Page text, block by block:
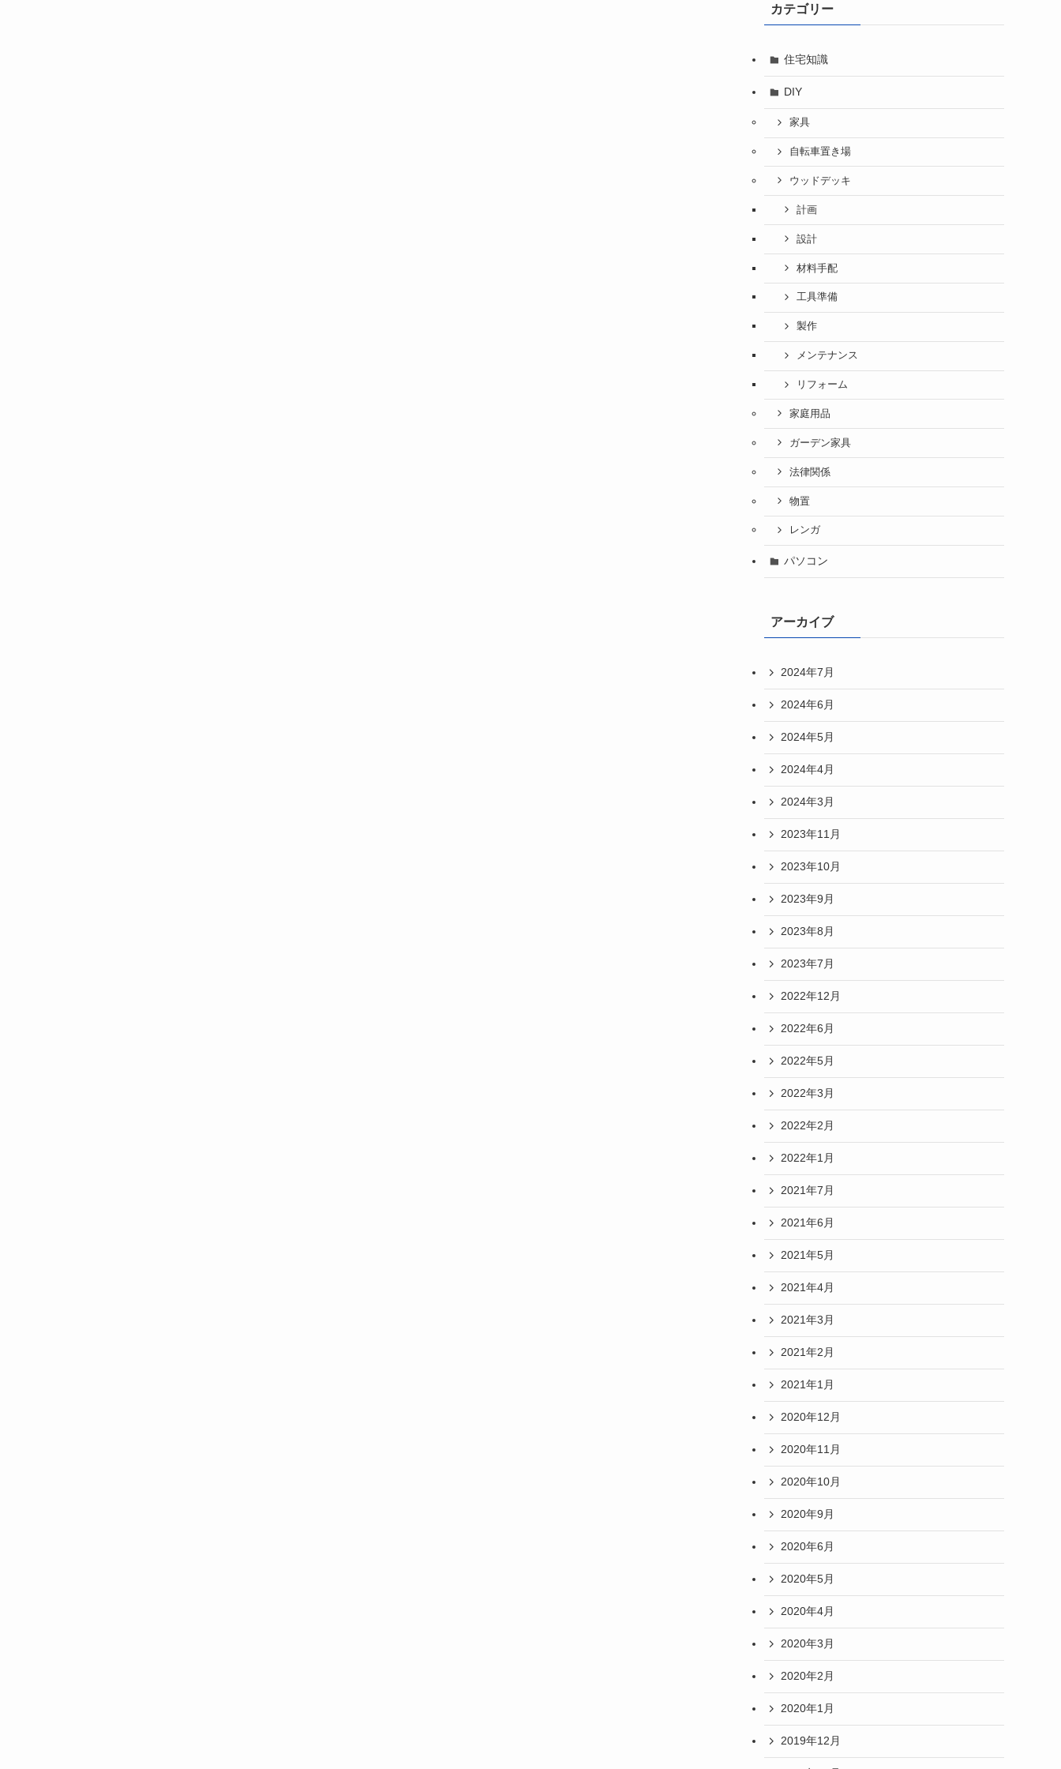
カテゴリー
住宅知識
DIY
家具
自転車置き場
ウッドデッキ
計画
設計
材料手配
工具準備
製作
メンテナンス
リフォーム
家庭用品
ガーデン家具
法律関係
物置
レンガ
パソコン
アーカイブ
2024年7月
2024年6月
2024年5月
2024年4月
2024年3月
2023年11月
2023年10月
2023年9月
2023年8月
2023年7月
2022年12月
2022年6月
2022年5月
2022年3月
2022年2月
2022年1月
2021年7月
2021年6月
2021年5月
2021年4月
2021年3月
2021年2月
2021年1月
2020年12月
2020年11月
2020年10月
2020年9月
2020年6月
2020年5月
2020年4月
2020年3月
2020年2月
2020年1月
2019年12月